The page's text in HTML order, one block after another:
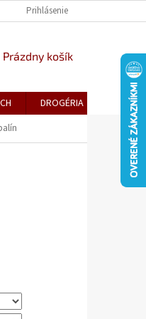
DOPRAVA A PLATBY
Prihlásenie
NÁKUPNÝ
Prázdny košík
DROGÉRIA